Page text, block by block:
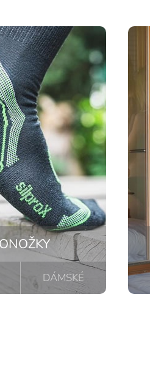
DÁMSKÉ